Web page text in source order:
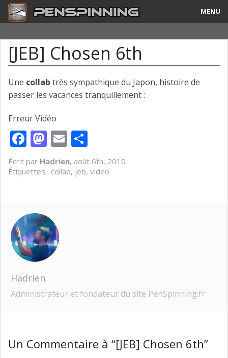
MENU
Tricks & Combos
Stylos & Mods
A Propos
Contact
[JEB] Chosen 6th
Une collab très sympathique du Japon, histoire de
passer les vacances tranquillement :
Erreur Vidéo
Facebook
Mastodon
Email
Écrit par Hadrien, août 6th, 2010
Étiquettes : collab, jeb, video
Hadrien
Administrateur et fondateur du site PenSpinning.fr
Un Commentaire à “[JEB] Chosen 6th”